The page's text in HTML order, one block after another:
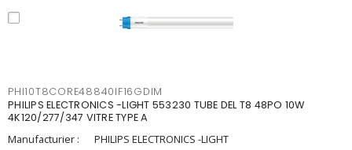
PHI10T8CORE48840IF16GDIM
PHILIPS ELECTRONICS -LIGHT 553230 TUBE DEL T8 48PO 10W
4K120/277/347 VITRE TYPE A
Manufacturier :
PHILIPS ELECTRONICS -LIGHT